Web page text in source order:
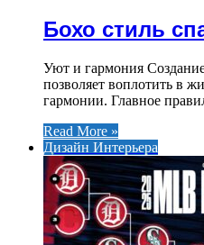
Бохо стиль
Уют и гармония
позволяет воплотить в
гармонии. Главное
Read More »
Дизайн Интерьера